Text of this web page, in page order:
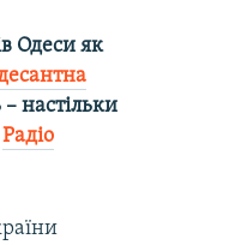
Одеси як
настільки
Радіо